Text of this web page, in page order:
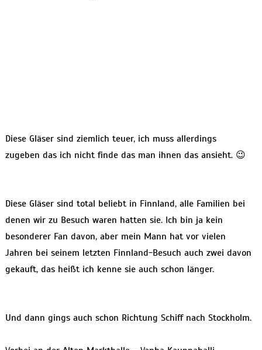
Diese Gläser sind ziemlich teuer, ich muss allerdings
zugeben das ich nicht finde das man ihnen das ansieht. 😉
Diese Gläser sind total beliebt in Finnland, alle Familien bei
denen wir zu Besuch waren hatten sie. Ich bin ja kein
besonderer Fan davon, aber mein Mann hat vor vielen
Jahren bei seinem letzten Finnland-Besuch auch zwei davon
gekauft, das heißt ich kenne sie auch schon länger.
Und dann gings auch schon Richtung Schiff nach Stockholm.